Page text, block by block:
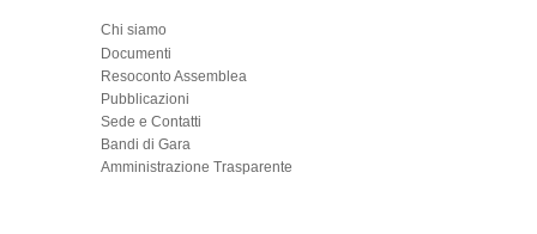
Chi siamo
Documenti
Resoconto Assemblea
Pubblicazioni
Sede e Contatti
Bandi di Gara
Amministrazione Trasparente